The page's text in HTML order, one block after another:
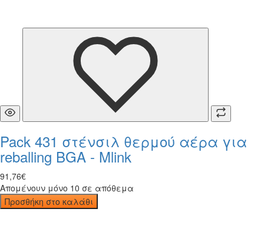
Pack 431 στένσιλ θερμού αέρα για
reballing BGA - Mlink
91 ,76€
Απομένουν μόνο 10 σε απόθεμα
Προσθήκη στο καλάθι